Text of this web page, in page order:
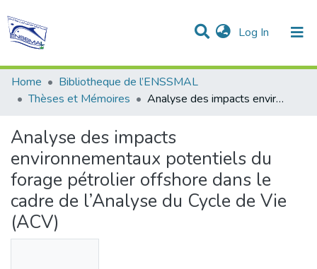
Log In (current)
Statistics
Communities & Collections
All of DSpace
Home
Bibliotheque de l’ENSSMAL
Thèses et Mémoires
Analyse des impacts environnementaux potentiels du forage pétrolier offshore dans le cadre de l’Analyse du Cycle de Vie (ACV)
Analyse des impacts
environnementaux potentiels du
forage pétrolier offshore dans le
cadre de l’Analyse du Cycle de Vie
(ACV)